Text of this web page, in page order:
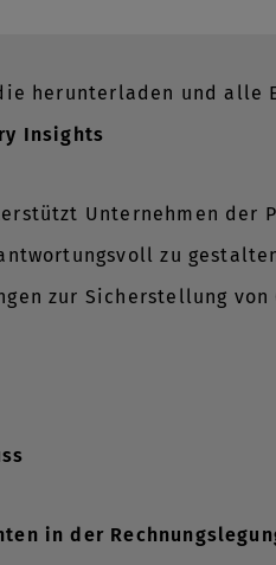
herunterladen und alle
Insights
Unternehmen der
zu
zur Sicherstellung
in der